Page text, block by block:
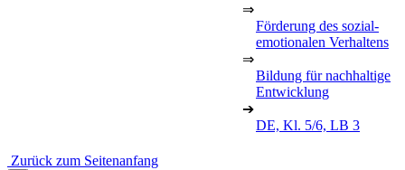
⇒
Förderung des sozial-
emotionalen Verhaltens
⇒
Bildung für nachhaltige
Entwicklung
➔
DE, Kl. 5/6, LB 3
Zurück zum Seitenanfang